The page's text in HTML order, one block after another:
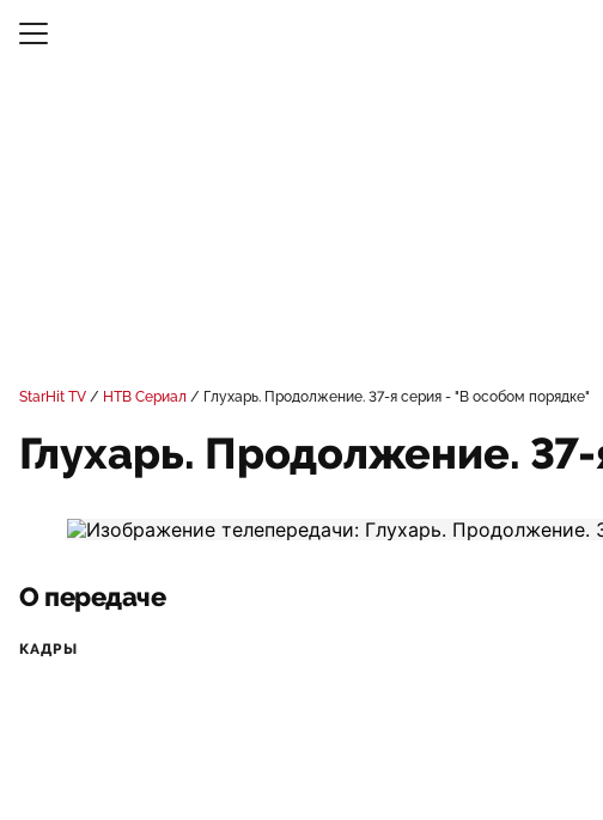
StarHit TV НТВ Сериал Глухарь. Продолжение. 37-я серия - "В особом порядке"
Глухарь. Продолжение.
О передаче
КАДРЫ